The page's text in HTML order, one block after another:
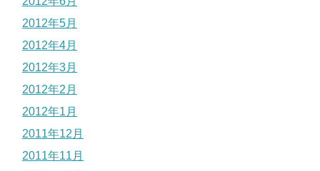
2012年5月
2012年4月
2012年3月
2012年2月
2012年1月
2011年12月
2011年11月